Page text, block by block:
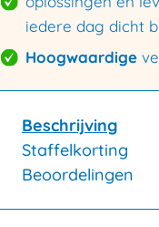
iedere dag dicht
Hoogwaardige
Beschrijving
Staffelkorting
Beoordelingen